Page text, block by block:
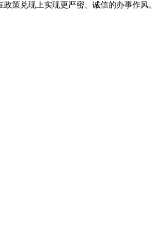
策兑现上实现更严密、诚信的办事作风。